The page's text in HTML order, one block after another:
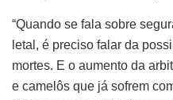
“Quando se fala sobre
letal, é preciso falar da
mortes. E o aumento da
e camelôs que já sofrem